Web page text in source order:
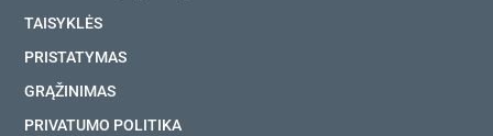
TAISYKLĖS
PRISTATYMAS
GRĄŽINIMAS
PRIVATUMO POLITIKA